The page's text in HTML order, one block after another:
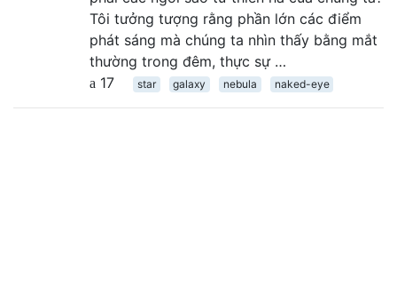
Tôi tưởng tượng rằng phần lớn các điểm
phát sáng mà chúng ta nhìn thấy bằng mắt
thường trong đêm, thực sự …
17
star galaxy nebula naked-eye